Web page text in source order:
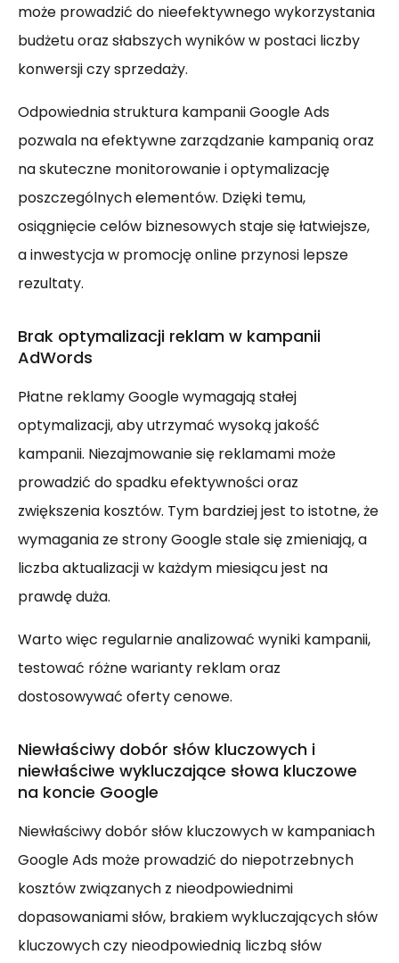
może prowadzić do nieefektywnego wykorzystania
budżetu oraz słabszych wyników w postaci liczby
konwersji czy sprzedaży.
Odpowiednia struktura kampanii Google Ads
pozwala na efektywne zarządzanie kampanią oraz
na skuteczne monitorowanie i optymalizację
poszczególnych elementów. Dzięki temu,
osiągnięcie celów biznesowych staje się łatwiejsze,
a inwestycja w promocję online przynosi lepsze
rezultaty.
Brak optymalizacji reklam w kampanii
AdWords
Płatne reklamy Google wymagają stałej
optymalizacji, aby utrzymać wysoką jakość
kampanii. Niezajmowanie się reklamami może
prowadzić do spadku efektywności oraz
zwiększenia kosztów. Tym bardziej jest to istotne, że
wymagania ze strony Google stale się zmieniają, a
liczba aktualizacji w każdym miesiącu jest na
prawdę duża.
Warto więc regularnie analizować wyniki kampanii,
testować różne warianty reklam oraz
dostosowywać oferty cenowe.
Niewłaściwy dobór słów kluczowych i
niewłaściwe wykluczające słowa kluczowe
na koncie Google
Niewłaściwy dobór słów kluczowych w kampaniach
Google Ads może prowadzić do niepotrzebnych
kosztów związanych z nieodpowiednimi
dopasowaniami słów, brakiem wykluczających słów
kluczowych czy nieodpowiednią liczbą słów